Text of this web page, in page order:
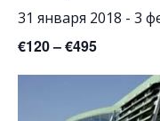
31 января 2018 - 3
€120 – €495